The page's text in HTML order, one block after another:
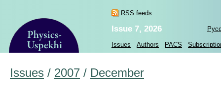
RSS feeds
Issue 7, 2026
Issues Authors PACS
Issues / 2007 / December